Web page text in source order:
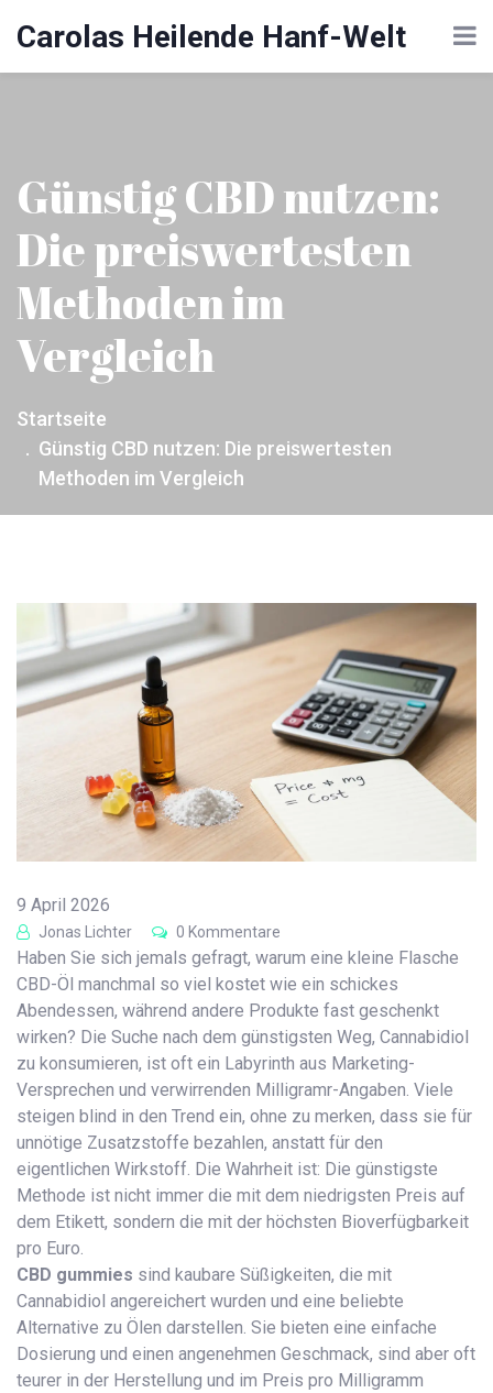
Carolas Heilende Hanf-Welt
Günstig CBD nutzen:
Die preiswertesten
Methoden im
Vergleich
Startseite
Günstig CBD nutzen: Die preiswertesten
Methoden im Vergleich
9 April 2026
Jonas Lichter 0 Kommentare
Haben Sie sich jemals gefragt, warum eine kleine Flasche
CBD-Öl manchmal so viel kostet wie ein schickes
Abendessen, während andere Produkte fast geschenkt
wirken? Die Suche nach dem günstigsten Weg, Cannabidiol
zu konsumieren, ist oft ein Labyrinth aus Marketing-
Versprechen und verwirrenden Milligramr-Angaben. Viele
steigen blind in den Trend ein, ohne zu merken, dass sie für
unnötige Zusatzstoffe bezahlen, anstatt für den
eigentlichen Wirkstoff. Die Wahrheit ist: Die günstigste
Methode ist nicht immer die mit dem niedrigsten Preis auf
dem Etikett, sondern die mit der höchsten Bioverfügbarkeit
pro Euro.
CBD gummies sind kaubare Süßigkeiten, die mit
Cannabidiol angereichert wurden und eine beliebte
Alternative zu Ölen darstellen. Sie bieten eine einfache
Dosierung und einen angenehmen Geschmack, sind aber oft
teurer in der Herstellung und im Preis pro Milligramm